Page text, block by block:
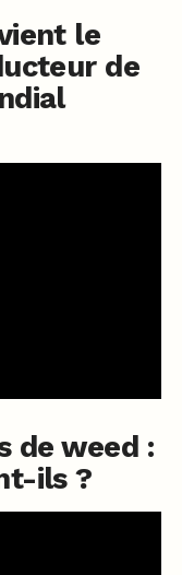
le
de
de weed :
ils ?